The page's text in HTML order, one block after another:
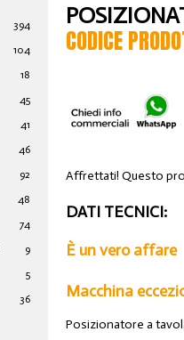
394
104
18
45
41
46
92
48
74
9
5
36
CODICE
Affrettati! Questo
DATI TECNICI:
È un vero affare
Macchina
Posizionatore a